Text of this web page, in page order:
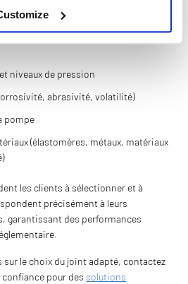
et des risques pour la sécurité. Lors
de pompage, FPE Seals recommande
niveaux de pression
abrasivité, volatilité)
pompe
(élastomères, métaux, matériaux
les clients à sélectionner et à
précisément à leurs
garantissant des performances
sur le choix du joint adapté, contactez
confiance pour des solutions